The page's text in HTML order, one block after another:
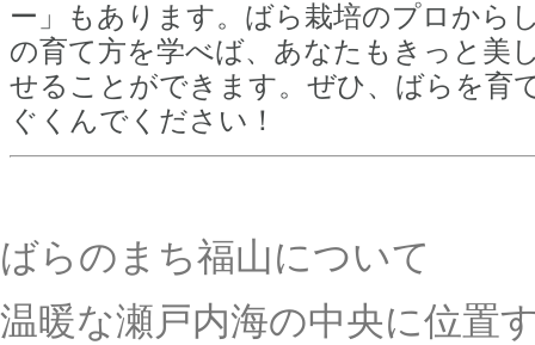
ー」もあります。ばら栽培のプロから
の育て方を学べば、あなたもきっと美
せることができます。ぜひ、ばらを育
ぐくんでください！
ばらのまち福山について
温暖な瀬戸内海の中央に位置